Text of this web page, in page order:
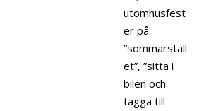
utomhusfest
er på
”sommarställ
et”, ”sitta i
bilen och
tagga till